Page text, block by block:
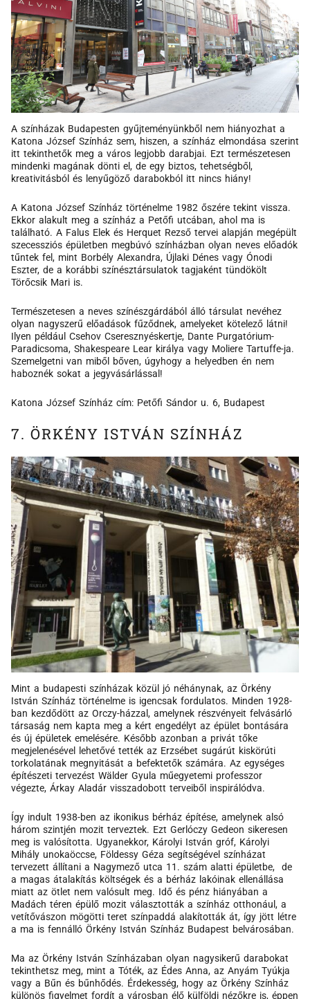
A színházak Budapesten gyűjteményünkből nem hiányozhat a
Katona József Színház sem, hiszen, a színház elmondása szerint
itt tekinthetők meg a város legjobb darabjai. Ezt természetesen
mindenki magának dönti el, de egy biztos, tehetségből,
kreativitásból és lenyűgöző darabokból itt nincs hiány!
A Katona József Színház történelme 1982 őszére tekint vissza.
Ekkor alakult meg a színház a Petőfi utcában, ahol ma is
található. A Falus Elek és Herquet Rezső tervei alapján megépült
szecessziós épületben megbúvó színházban olyan neves előadók
tűntek fel, mint Borbély Alexandra, Újlaki Dénes vagy Ónodi
Eszter, de a korábbi színésztársulatok tagjaként tündökölt
Törőcsik Mari is.
Természetesen a neves színészgárdából álló társulat nevéhez
olyan nagyszerű előadások fűződnek, amelyeket kötelező látni!
Ilyen például Csehov Cseresznyéskertje, Dante Purgatórium-
Paradicsoma, Shakespeare Lear királya vagy Moliere Tartuffe-ja.
Szemelgetni van miből bőven, úgyhogy a helyedben én nem
haboznék sokat a jegyvásárlással!
Katona József Színház cím: Petőfi Sándor u. 6, Budapest
7. ÖRKÉNY ISTVÁN SZÍNHÁZ
Mint a budapesti színházak közül jó néhánynak, az Örkény
István Színház történelme is igencsak fordulatos. Minden 1928-
ban kezdődött az Orczy-házzal, amelynek részvényeit felvásárló
társaság nem kapta meg a kért engedélyt az épület bontására
és új épületek emelésére. Később azonban a privát tőke
megjelenésével lehetővé tették az Erzsébet sugárút kiskörúti
torkolatának megnyitását a befektetők számára. Az egységes
építészeti tervezést Wälder Gyula műegyetemi professzor
végezte, Árkay Aladár visszadobott terveiből inspirálódva.
Így indult 1938-ben az ikonikus bérház építése, amelynek alsó
három szintjén mozit terveztek. Ezt Gerlóczy Gedeon sikeresen
meg is valósította. Ugyanekkor, Károlyi István gróf, Károlyi
Mihály unokaöccse, Földessy Géza segítségével színházat
tervezett állítani a Nagymező utca 11. szám alatti épületbe, de
a magas átalakítás költségek és a bérház lakóinak ellenállása
miatt az ötlet nem valósult meg. Idő és pénz hiányában a
Madách téren épülő mozit választották a színház otthonául, a
vetítővászon mögötti teret színpaddá alakították át, így jött létre
a ma is fennálló Örkény István Színház Budapest belvárosában.
Ma az Örkény István Színházaban olyan nagysikerű darabokat
tekinthetsz meg, mint a Tóték, az Édes Anna, az Anyám Tyúkja
vagy a Bűn és bűnhődés. Érdekesség, hogy az Örkény Színház
különös figyelmet fordít a városban élő külföldi nézőkre is, éppen